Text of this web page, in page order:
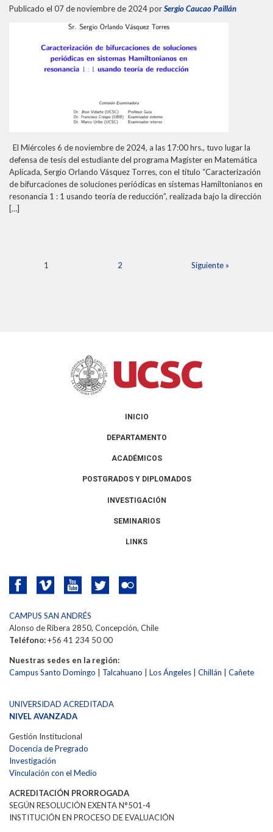
Publicado el 07 de noviembre de 2024porSergio Caucao Paillán
El Miércoles 6 de noviembre de 2024, a las 17:00 hrs., tuvo lugar la
defensa de tesis del estudiante del programa Magíster en Matemática
Aplicada, Sergio Orlando Vásquez Torres, con el título “Caracterización
de bifurcaciones de soluciones periódicas en sistemas Hamiltonianos en
resonancia 1 : 1 usando teoría de reducción”, realizada bajo la dirección
[…]
1 2 Siguiente »
INICIO
DEPARTAMENTO
ACADÉMICOS
POSTGRADOS Y DIPLOMADOS
INVESTIGACIÓN
SEMINARIOS
LINKS
CAMPUS SAN ANDRÉS
Alonso de Ribera 2850, Concepción, Chile
Teléfono:+56 41 234 50 00
Nuestras sedes en la región:
Campus Santo Domingo | Talcahuano | Los Ángeles | Chillán | Cañete
UNIVERSIDAD ACREDITADA
NIVEL AVANZADA
Gestión Institucional
Docencia de Pregrado
Investigación
Vinculación con el Medio
ACREDITACIÓN PRORROGADA
SEGÚN RESOLUCIÓN EXENTA N°501-4
INSTITUCIÓN EN PROCESO DE EVALUACIÓN